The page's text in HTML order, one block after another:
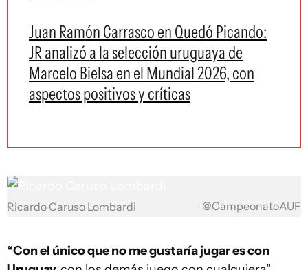
Juan Ramón Carrasco en Quedó Picando:
JR analizó a la selección uruguaya de
Marcelo Bielsa en el Mundial 2026, con
aspectos positivos y críticas
Ricardo Caruso Lombardi @CampeonatoAUF
“Con el único que no me gustaría jugar es con